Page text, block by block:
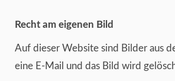
Recht am eigenen Bild
Auf dieser Website sind Bilder aus
eine E-Mail und das Bild wird